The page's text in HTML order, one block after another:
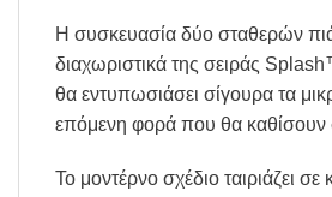
Η συσκευασία δύο σταθερών
διαχωριστικά της σειράς
θα εντυπωσιάσει σίγουρα τα
επόμενη φορά που θα καθίσουν
Το μοντέρνο σχέδιο ταιριάζει